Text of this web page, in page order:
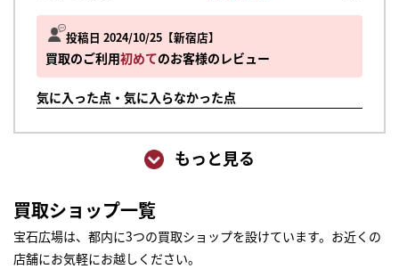
投稿日 2024/10/25 新宿店
買取のご利用初めてのお客様のレビュー
気に入った点・気に入らなかった点
もっと見る
買取ショップ一覧
宝石広場は、都内に3つの買取ショップを設けています。お近くの
店舗にお気軽にお越しください。